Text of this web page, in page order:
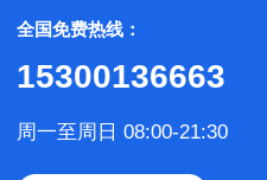
全国免费热线：
15300136663
周一至周日 08:00-21:30